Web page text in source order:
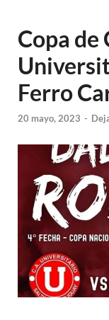
Copa de
Ferro
20 mayo, 2023 -